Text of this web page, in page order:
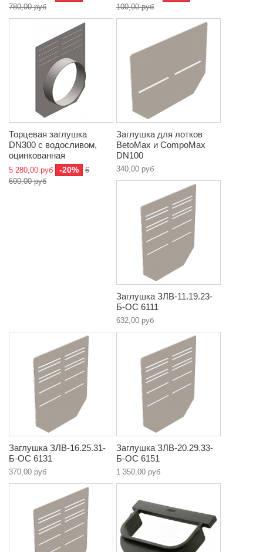
780,00 руб 100,00 руб
Торцевая заглушка
DN300 с водосливом,
оцинкованная
5 280,00 руб -20%
6
600,00 руб
Заглушка для лотков
BetoMax и CompoMax
DN100
340,00 руб
Заглушка ЗЛВ-11.19.23-
Б-ОС 6111
632,00 руб
Заглушка ЗЛВ-16.25.31-
Б-ОС 6131
370,00 руб
Заглушка ЗЛВ-20.29.33-
Б-ОС 6151
1 350,00 руб